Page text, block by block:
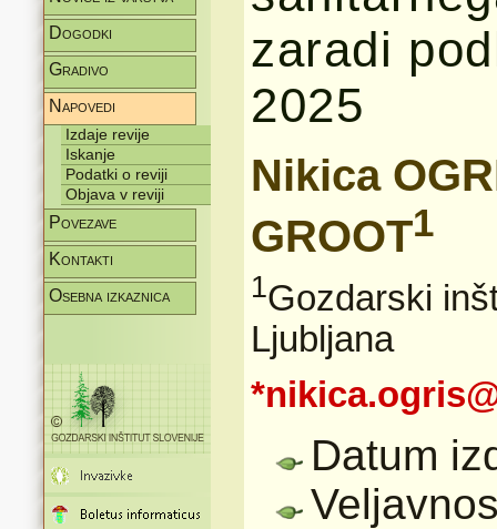
Dogodki
Gradivo
Napovedi
Izdaje revije
Iskanje
Podatki o reviji
Objava v reviji
Povezave
Kontakti
Osebna izkaznica
zaradi
2025
Nikica
GROOT1
1Gozdarski
Ljubljana
Datum